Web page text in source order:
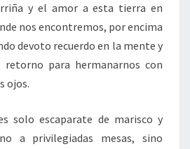
y el amor a esta tierra en
nos encontremos, por encima
devoto recuerdo en la mente y
retorno para hermanarnos con
ojos.
solo escaparate de marisco y
a privilegiadas mesas, sino